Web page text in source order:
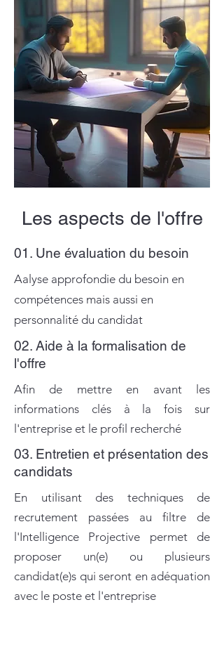
Les aspects de l'offre
01. Une évaluation du besoin
Aalyse approfondie du besoin en
compétences mais aussi en
personnalité du candidat
02. Aide à la formalisation de
l'offre
Afin de mettre en avant les
informations clés à la fois sur
l'entreprise et le profil recherché
03. Entretien et présentation des
candidats
En utilisant des techniques de
recrutement passées au filtre de
l'Intelligence Projective permet de
proposer un(e) ou plusieurs
candidat(e)s qui seront en adéquation
avec le poste et l'entreprise